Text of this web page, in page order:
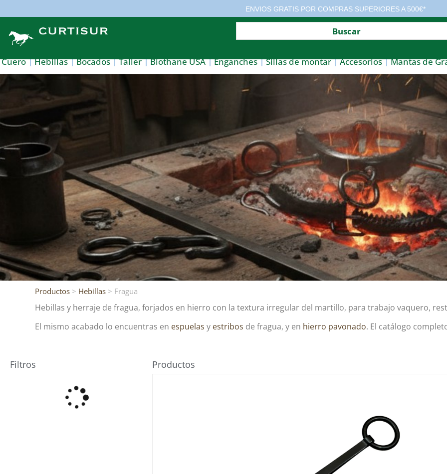
ENVIOS GRATIS POR COMPRAS SUPERIORES A 500€*
Cuero Hebillas Bocados Taller Biothane USA Enganches Sillas de montar Accesorios Mantas de
Productos > Hebillas > Fragua
Hebillas y herraje de fragua, forjados en hierro con la textura irregular del martillo, para trabajo vaquero,
El mismo acabado lo encuentras en espuelas y estribos de fragua, y en hierro pavonado. El catálogo
Filtros Productos